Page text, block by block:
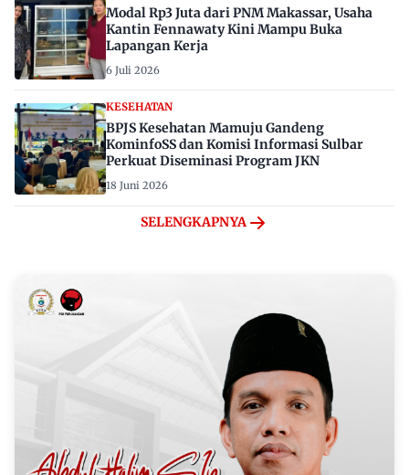
Modal Rp3 Juta dari PNM Makassar, Usaha
Kantin Fennawaty Kini Mampu Buka
Lapangan Kerja
6 Juli 2026
KESEHATAN
BPJS Kesehatan Mamuju Gandeng
KominfoSS dan Komisi Informasi Sulbar
Perkuat Diseminasi Program JKN
18 Juni 2026
SELENGKAPNYA